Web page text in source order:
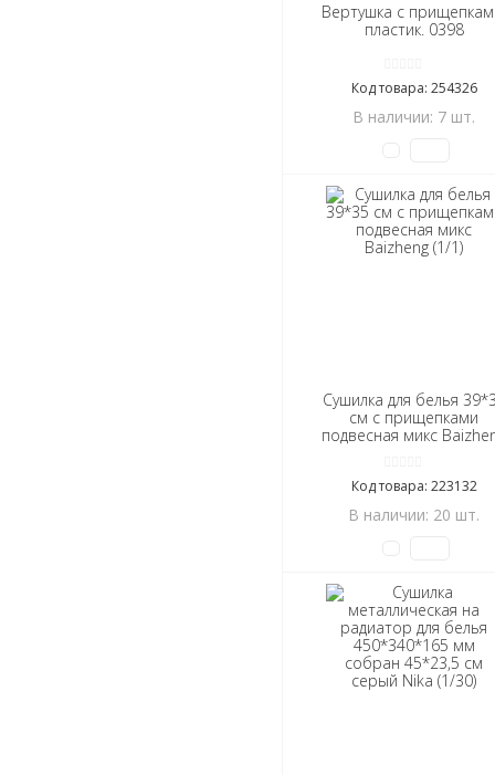
Вертушка с
пластик. 0398
Код товара: 254326
В наличии: 7 шт.
Сушилка для белья
см с прищепками
подвесная микс
Код товара: 223132
В наличии: 20 шт.